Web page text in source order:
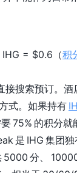
IHG = $0.6（积
搜索预订。酒
式。如果持有
75% 的积分就
是 IHG 集团
分、